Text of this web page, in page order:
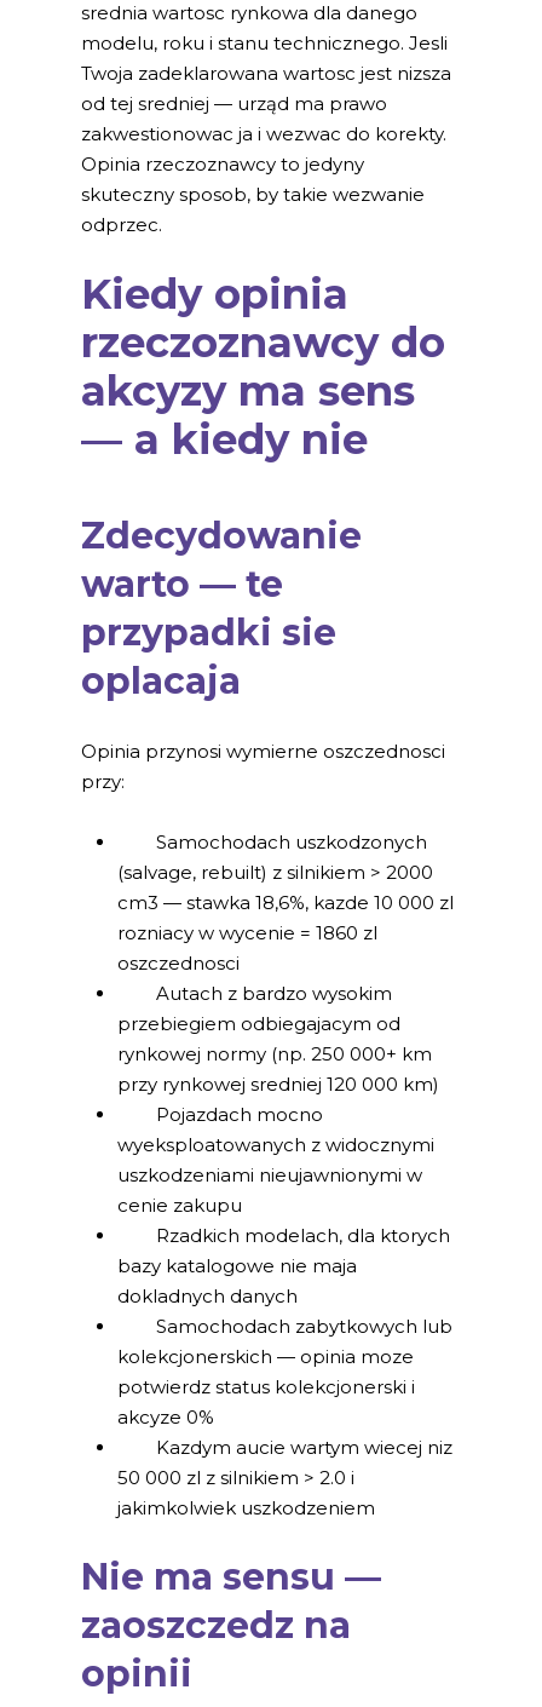
srednia wartosc rynkowa dla danego
modelu, roku i stanu technicznego. Jesli
Twoja zadeklarowana wartosc jest nizsza
od tej sredniej — urząd ma prawo
zakwestionowac ja i wezwac do korekty.
Opinia rzeczoznawcy to jedyny
skuteczny sposob, by takie wezwanie
odprzec.
Kiedy opinia
rzeczoznawcy do
akcyzy ma sens
— a kiedy nie
Zdecydowanie
warto — te
przypadki sie
oplacaja
Opinia przynosi wymierne oszczednosci
przy:
Samochodach uszkodzonych
(salvage, rebuilt) z silnikiem > 2000
cm3 — stawka 18,6%, kazde 10 000 zl
rozniacy w wycenie = 1860 zl
oszczednosci
Autach z bardzo wysokim
przebiegiem odbiegajacym od
rynkowej normy (np. 250 000+ km
przy rynkowej sredniej 120 000 km)
Pojazdach mocno
wyeksploatowanych z widocznymi
uszkodzeniami nieujawnionymi w
cenie zakupu
Rzadkich modelach, dla ktorych
bazy katalogowe nie maja
dokladnych danych
Samochodach zabytkowych lub
kolekcjonerskich — opinia moze
potwierdz status kolekcjonerski i
akcyze 0%
Kazdym aucie wartym wiecej niz
50 000 zl z silnikiem > 2.0 i
jakimkolwiek uszkodzeniem
Nie ma sensu —
zaoszczedz na
opinii